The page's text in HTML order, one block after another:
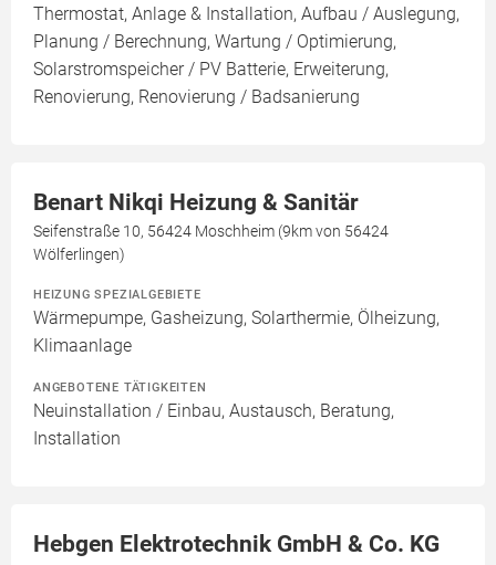
Thermostat, Anlage & Installation, Aufbau / Auslegung,
Planung / Berechnung, Wartung / Optimierung,
Solarstromspeicher / PV Batterie, Erweiterung,
Renovierung, Renovierung / Badsanierung
Benart Nikqi Heizung & Sanitär
Seifenstraße 10, 56424 Moschheim (9km von 56424
Wölferlingen)
HEIZUNG SPEZIALGEBIETE
Wärmepumpe, Gasheizung, Solarthermie, Ölheizung,
Klimaanlage
ANGEBOTENE TÄTIGKEITEN
Neuinstallation / Einbau, Austausch, Beratung,
Installation
Hebgen Elektrotechnik GmbH & Co. KG